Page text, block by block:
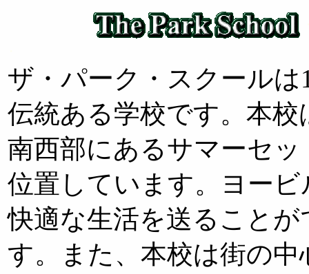
ザ・パーク・スクールは
伝統ある学校です。本
南西部にあるサマーセ
位置しています。ヨー
快適な生活を送ること
す。また、本校は街の